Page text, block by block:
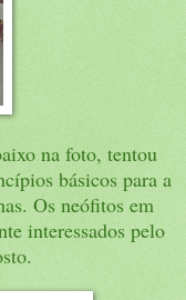
na foto, tentou
básicos para a
Os neófitos em
interessados pelo